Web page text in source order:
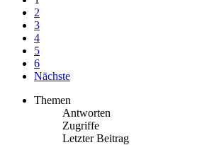
2
3
4
5
6
Nächste
Themen
Antworten
Zugriffe
Letzter Beitrag